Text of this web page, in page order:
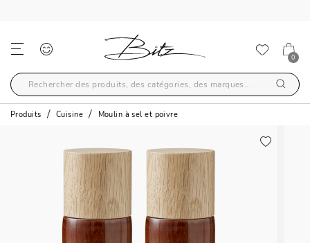
0
Produits Cuisine Moulin à sel et poivre